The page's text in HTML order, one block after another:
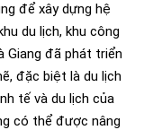
để xây dựng hệ
du lịch, khu công
Giang đã phát triển
đặc biệt là du lịch
tế và du lịch của
có thể được nâng